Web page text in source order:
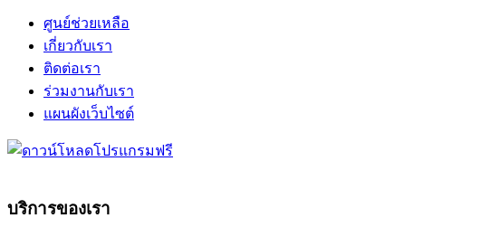
ศูนย์ช่วยเหลือ
เกี่ยวกับเรา
ติดต่อเรา
ร่วมงานกับเรา
แผนผังเว็บไซต์
บริการของเรา